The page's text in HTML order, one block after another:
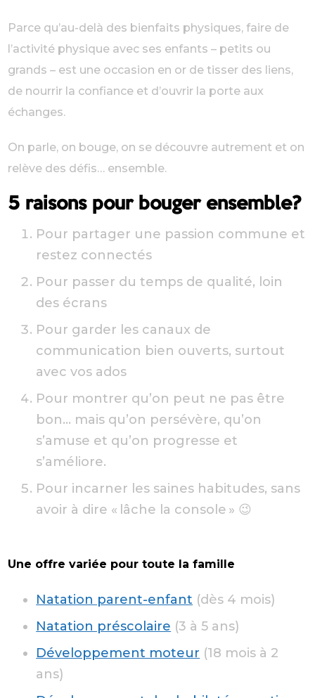
Parce qu’au-delà des bienfaits physiques, faire de
l’activité physique avec ses enfants – petits ou
grands – est une occasion en or de tisser des liens,
de nourrir la confiance et d’ouvrir la porte aux
échanges.
On parle, on bouge, on se découvre autrement et on
relève des défis… ensemble.
5 raisons pour bouger ensemble?
Pour partager une passion commune et
restez connectés
Pour passer du temps de qualité, loin
des écrans
Pour garder les canaux de
communication bien ouverts, surtout
avec vos ados
Pour montrer qu’on peut ne pas être
bon… mais qu’on persévère, qu’on
s’amuse et qu’on progresse et
s’améliore.
Pour incarner les saines habitudes, sans
avoir à dire « lâche la console » 😉
Une offre variée pour toute la famille
Natation parent-enfant (dès 4 mois)
Natation préscolaire (3 à 5 ans)
Développement moteur (18 mois à 2
ans)